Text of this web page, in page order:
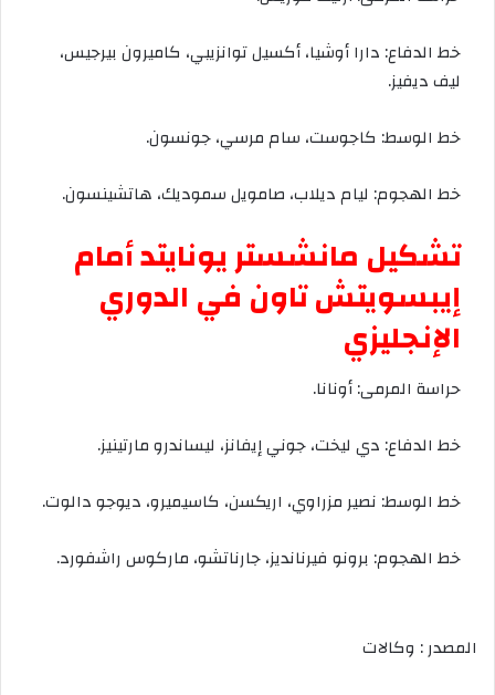
خط الدفاع: داراأوشيا،أكسيلتوانزيبي، كاميرونبيرجيس،
ليفديفيز.
خط الوسط: كاجوست، ساممرسي،جونسون.
خط الهجوم: ليامديلاب، صامويلسموديك، هاتشينسون.
تشكيل مانشستريونايتدأمام
إيبسويتشتاون في الدوري
الإنجليزي
حراسة المرمى:أونانا.
خط الدفاع: دي ليخت،جونيإيفانز، ليساندرومارتينيز.
خط الوسط: نصيرمزراوي، اريكسن، كاسيميرو، ديوجودالوت.
خط الهجوم: برونو فيرنانديز،جارناتشو، ماركوس راشفورد.
المصدر : وكالات